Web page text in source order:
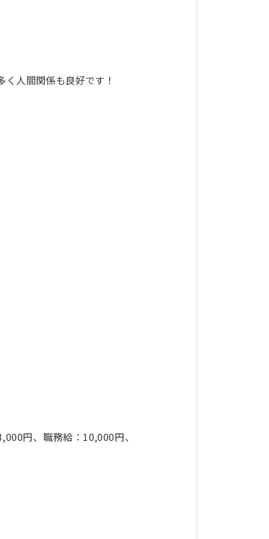
人間関係も良好です！
円、職務給：10,000円、